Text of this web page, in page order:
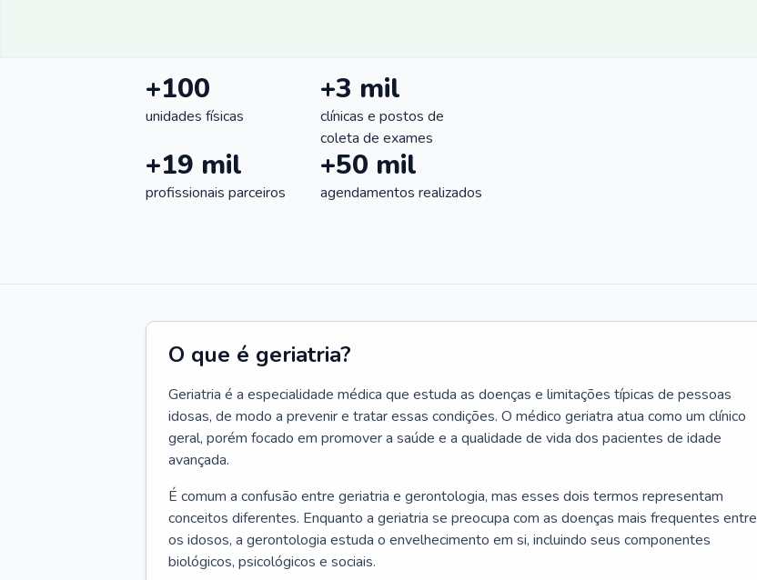
+100
unidades físicas
+3 mil
clínicas e postos de
coleta de exames
+19 mil
profissionais parceiros
+50 mil
agendamentos realizados
O que é geriatria?
Geriatria é a especialidade médica que estuda as doenças e limitações típicas de pessoas
idosas, de modo a prevenir e tratar essas condições. O médico geriatra atua como um clínico
geral, porém focado em promover a saúde e a qualidade de vida dos pacientes de idade
avançada.
É comum a confusão entre geriatria e gerontologia, mas esses dois termos representam
conceitos diferentes. Enquanto a geriatria se preocupa com as doenças mais frequentes entre
os idosos, a gerontologia estuda o envelhecimento em si, incluindo seus componentes
biológicos, psicológicos e sociais.